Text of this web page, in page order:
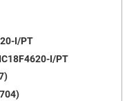
I/PT
I/PT